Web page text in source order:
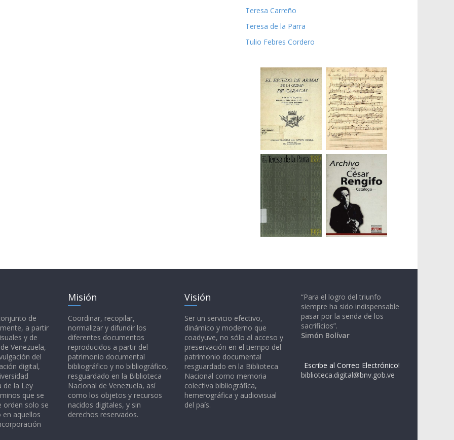
Teresa Carreño
Teresa de la Parra
Tulio Febres Cordero
de
a partir
y de
Venezuela,
del
digital,
de la Ley
que se
orden solo se
aquellos
Misión
Coordinar, recopilar,
normalizar y difundir los
diferentes documentos
reproducidos a partir del
patrimonio documental
bibliográfico y no bibliográfico,
resguardado en la Biblioteca
Nacional de Venezuela, así
como los objetos y recursos
nacidos digitales, y sin
derechos reservados.
Visión
Ser un servicio efectivo,
dinámico y moderno que
coadyuve, no sólo al acceso y
preservación en el tiempo del
patrimonio documental
resguardado en la Biblioteca
Nacional como memoria
colectiva bibliográfica,
hemerográfica y audiovisual
del país.
“Para el logro del triunfo
siempre ha sido indispensable
pasar por la senda de los
sacrificios”.
Simón Bolívar
Escribe al Correo Electrónico!
biblioteca.digital@bnv.gob.ve